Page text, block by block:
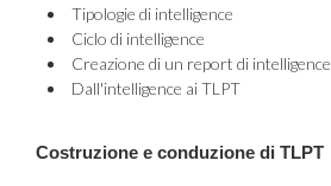
Tipologie di intelligence
Ciclo di intelligence
Creazione di un report di intelligence
Dall'intelligence ai TLPT
Costruzione e conduzione di TLPT